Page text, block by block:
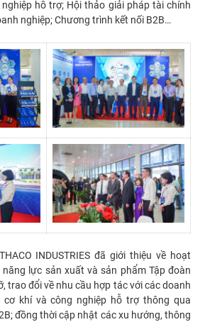
hỗ trợ; Hội thảo giải pháp tài chính
nghiệp; Chương trình kết nối B2B…
INDUSTRIES đã giới thiệu về hoạt
năng lực sản xuất và sản phẩm Tập đoàn
trao đổi về nhu cầu hợp tác với các doanh
cơ khí và công nghiệp hỗ trợ thông qua
đồng thời cập nhật các xu hướng, thông